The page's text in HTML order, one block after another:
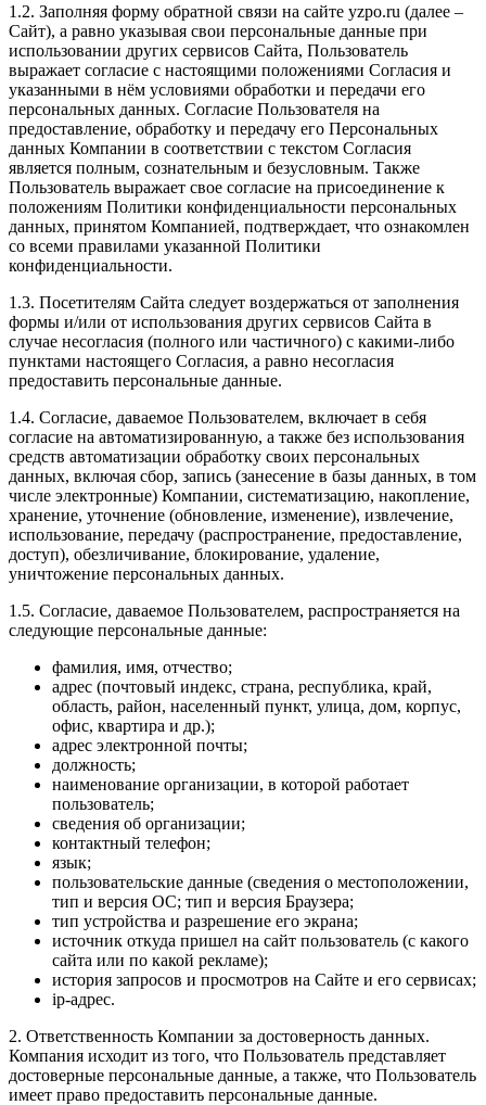
1.2. Заполняя форму обратной связи на сайте yzpo.ru (далее –
Сайт), а равно указывая свои персональные данные при
использовании других сервисов Сайта, Пользователь
выражает согласие с настоящими положениями Согласия и
указанными в нём условиями обработки и передачи его
персональных данных. Согласие Пользователя на
предоставление, обработку и передачу его Персональных
данных Компании в соответствии с текстом Согласия
является полным, сознательным и безусловным. Также
Пользователь выражает свое согласие на присоединение к
положениям Политики конфиденциальности персональных
данных, принятом Компанией, подтверждает, что ознакомлен
со всеми правилами указанной Политики
конфиденциальности.
1.3. Посетителям Сайта следует воздержаться от заполнения
формы и/или от использования других сервисов Сайта в
случае несогласия (полного или частичного) с какими-либо
пунктами настоящего Согласия, а равно несогласия
предоставить персональные данные.
1.4. Согласие, даваемое Пользователем, включает в себя
согласие на автоматизированную, а также без использования
средств автоматизации обработку своих персональных
данных, включая сбор, запись (занесение в базы данных, в том
числе электронные) Компании, систематизацию, накопление,
хранение, уточнение (обновление, изменение), извлечение,
использование, передачу (распространение, предоставление,
доступ), обезличивание, блокирование, удаление,
уничтожение персональных данных.
1.5. Согласие, даваемое Пользователем, распространяется на
следующие персональные данные:
фамилия, имя, отчество;
адрес (почтовый индекс, страна, республика, край,
область, район, населенный пункт, улица, дом, корпус,
офис, квартира и др.);
адрес электронной почты;
должность;
наименование организации, в которой работает
пользователь;
сведения об организации;
контактный телефон;
язык;
пользовательские данные (сведения о местоположении,
тип и версия ОС; тип и версия Браузера;
тип устройства и разрешение его экрана;
источник откуда пришел на сайт пользователь (с какого
сайта или по какой рекламе);
история запросов и просмотров на Сайте и его сервисах;
ip-адрес.
2. Ответственность Компании за достоверность данных.
Компания исходит из того, что Пользователь представляет
достоверные персональные данные, а также, что Пользователь
имеет право предоставить персональные данные.